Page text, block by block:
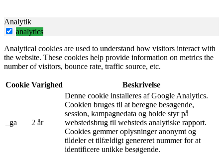
Analytik
analytics
Analytical cookies are used to understand how visitors interact with
the website. These cookies help provide information on metrics the
number of visitors, bounce rate, traffic source, etc.
Cookie Varighed Beskrivelse
_ga 2 år
Denne cookie installeres af Google Analytics.
Cookien bruges til at beregne besøgende,
session, kampagnedata og holde styr på
webstedsbrug til websteds analytiske rapport.
Cookies gemmer oplysninger anonymt og
tildeler et tilfældigt genereret nummer for at
identificere unikke besøgende.